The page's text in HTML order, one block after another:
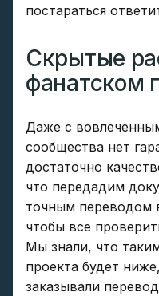
постараться
Скрытые
фанатском
Даже с
сообщества нет
достаточно
что передадим
точным переводом
чтобы все
Мы знали, что
проекта будет
заказывали